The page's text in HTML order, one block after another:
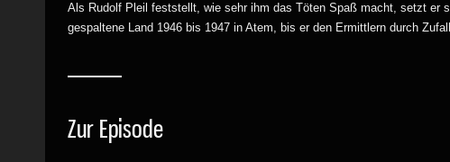
Als Rudolf Pleil feststellt, wie sehr ihm das Töten Spaß macht, setzt er
gespaltene Land 1946 bis 1947 in Atem, bis er den Ermittlern durch
Zur Episode